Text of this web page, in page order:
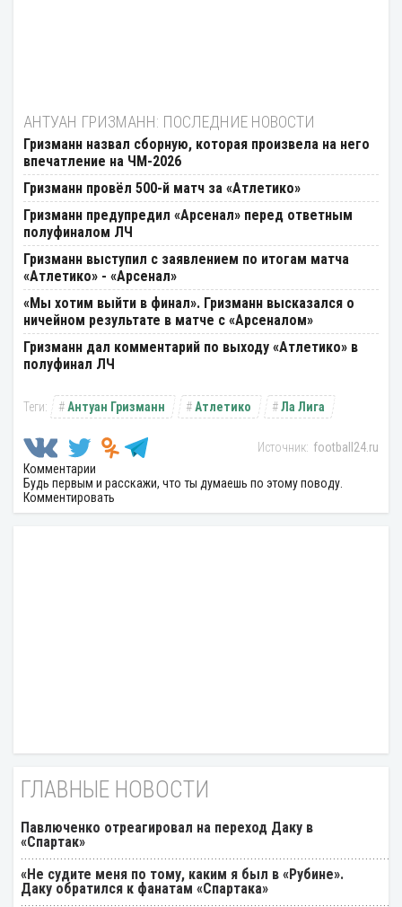
АНТУАН ГРИЗМАНН: ПОСЛЕДНИЕ НОВОСТИ
Гризманн назвал сборную, которая произвела на него
впечатление на ЧМ-2026
Гризманн провёл 500-й матч за «Атлетико»
Гризманн предупредил «Арсенал» перед ответным
полуфиналом ЛЧ
Гризманн выступил с заявлением по итогам матча
«Атлетико» - «Арсенал»
«Мы хотим выйти в финал». Гризманн высказался о
ничейном результате в матче с «Арсеналом»
Гризманн дал комментарий по выходу «Атлетико» в
полуфинал ЛЧ
Антуан Гризманн Атлетико Ла Лига
football24.ru
Комментарии
Будь первым и расскажи, что ты думаешь по этому поводу.
Комментировать
ГЛАВНЫЕ НОВОСТИ
Павлюченко отреагировал на переход Даку в
«Спартак»
«Не судите меня по тому, каким я был в «Рубине».
Даку обратился к фанатам «Спартака»